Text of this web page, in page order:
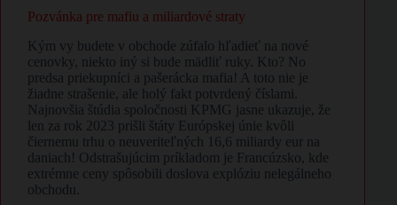
Pozvánka pre mafiu a miliardové straty
Kým vy budete v obchode zúfalo hľadieť na nové
cenovky, niekto iný si bude mädliť ruky. Kto? No
predsa priekupníci a pašerácka mafia! A toto nie je
žiadne strašenie, ale holý fakt potvrdený číslami.
Najnovšia štúdia spoločnosti KPMG jasne ukazuje, že
len za rok 2023 prišli štáty Európskej únie kvôli
čiernemu trhu o neuveriteľných 16,6 miliardy eur na
daniach! Odstrašujúcim príkladom je Francúzsko, kde
extrémne ceny spôsobili doslova explóziu nelegálneho
obchodu.